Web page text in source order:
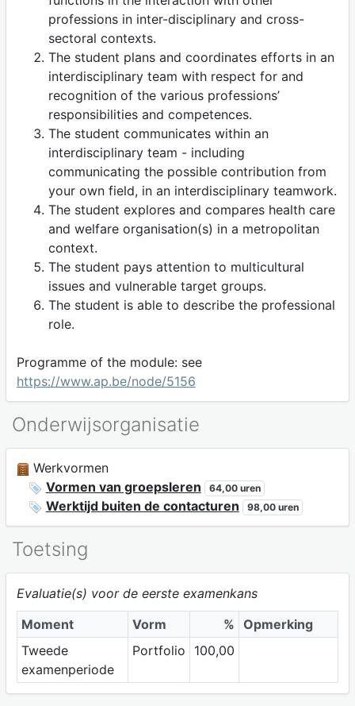
professions in inter-disciplinary and cross-
sectoral contexts.
The student plans and coordinates efforts in an
interdisciplinary team with respect for and
recognition of the various professions’
responsibilities and competences.
The student communicates within an
interdisciplinary team - including
communicating the possible contribution from
your own field, in an interdisciplinary teamwork.
The student explores and compares health care
and welfare organisation(s) in a metropolitan
context.
The student pays attention to multicultural
issues and vulnerable target groups.
The student is able to describe the professional
role.
Programme of the module: see
https://www.ap.be/node/5156
Onderwijsorganisatie
Werkvormen
Vormen van groepsleren
64,00 uren
Werktijd buiten de contacturen 98,00 uren
Toetsing
Evaluatie(s) voor de eerste examenkans
Moment
Vorm % Opmerking
Tweede
examenperiode
Portfolio 100,00